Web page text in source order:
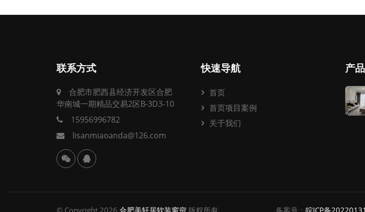
联系方式
合肥市肥西县经济开发区合肥
华南城一期精品交易2区B-3D3-10
15956996782
lisanmiaoanda@126.com
快速导航
首页
首页项目案例
关于我们
产
© Copyright 2026 合肥美轩居软装窗帘 版权所有 备案号：皖ICP备